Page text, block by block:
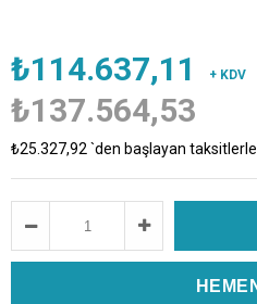
₺114.637,11 + KDV
₺137.564,53
₺25.327,92 `den başlayan taksitlerle